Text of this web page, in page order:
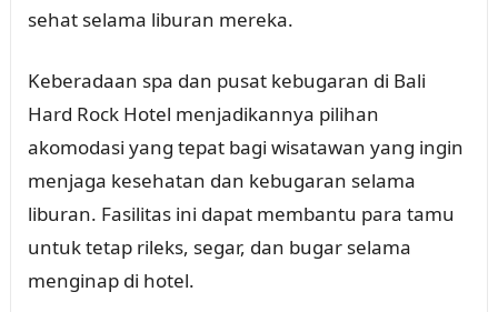
sehat selama liburan mereka.
Keberadaan spa dan pusat kebugaran di Bali
Hard Rock Hotel menjadikannya pilihan
akomodasi yang tepat bagi wisatawan yang ingin
menjaga kesehatan dan kebugaran selama
liburan. Fasilitas ini dapat membantu para tamu
untuk tetap rileks, segar, dan bugar selama
menginap di hotel.